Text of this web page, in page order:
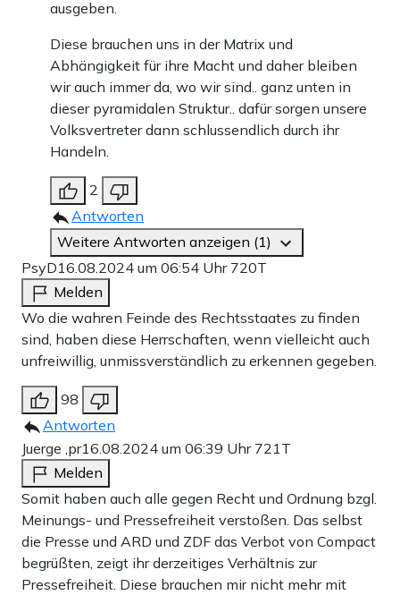
ausgeben.
Diese brauchen uns in der Matrix und
Abhängigkeit für ihre Macht und daher bleiben
wir auch immer da, wo wir sind.. ganz unten in
dieser pyramidalen Struktur.. dafür sorgen unsere
Volksvertreter dann schlussendlich durch ihr
Handeln.
2
Antworten
Weitere Antworten anzeigen (1)
PsyD16.08.2024 um 06:54 Uhr 720T
Melden
Wo die wahren Feinde des Rechtsstaates zu finden
sind, haben diese Herrschaften, wenn vielleicht auch
unfreiwillig, unmissverständlich zu erkennen gegeben.
98
Antworten
Juerge ,pr16.08.2024 um 06:39 Uhr 721T
Melden
Somit haben auch alle gegen Recht und Ordnung bzgl.
Meinungs- und Pressefreiheit verstoßen. Das selbst
die Presse und ARD und ZDF das Verbot von Compact
begrüßten, zeigt ihr derzeitiges Verhältnis zur
Pressefreiheit. Diese brauchen mir nicht mehr mit